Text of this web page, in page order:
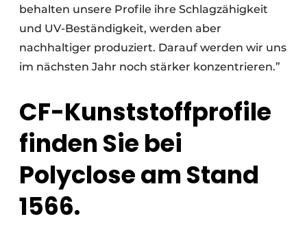
behalten unsere Profile ihre Schlagzähigkeit
und UV-Beständigkeit, werden aber
nachhaltiger produziert. Darauf werden wir uns
im nächsten Jahr noch stärker konzentrieren.”
CF-Kunststoffprofile
finden Sie bei
Polyclose am Stand
1566.